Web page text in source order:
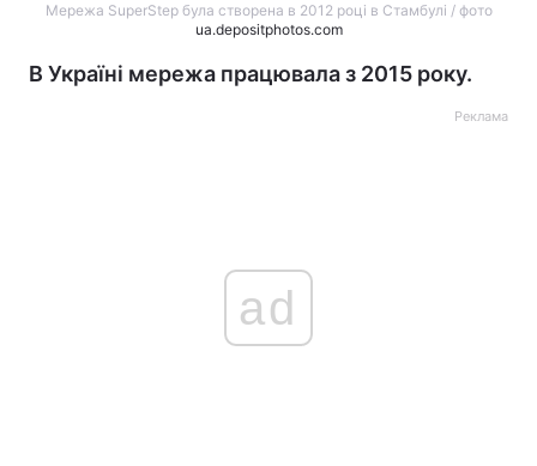
Мережа SuperStep була створена в 2012 році в Стамбулі / фото
ua.depositphotos.com
В Україні мережа працювала з 2015 року.
Реклама
ad